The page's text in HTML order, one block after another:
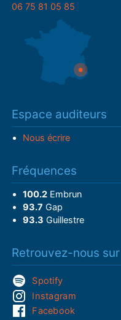
06 75 81 05 85
Espace auditeurs
Nous écrire
Fréquences
100.2Embrun
93.7 Gap
93.3 Guillestre
Retrouvez-nous sur
Spotify
Instagram
Facebook